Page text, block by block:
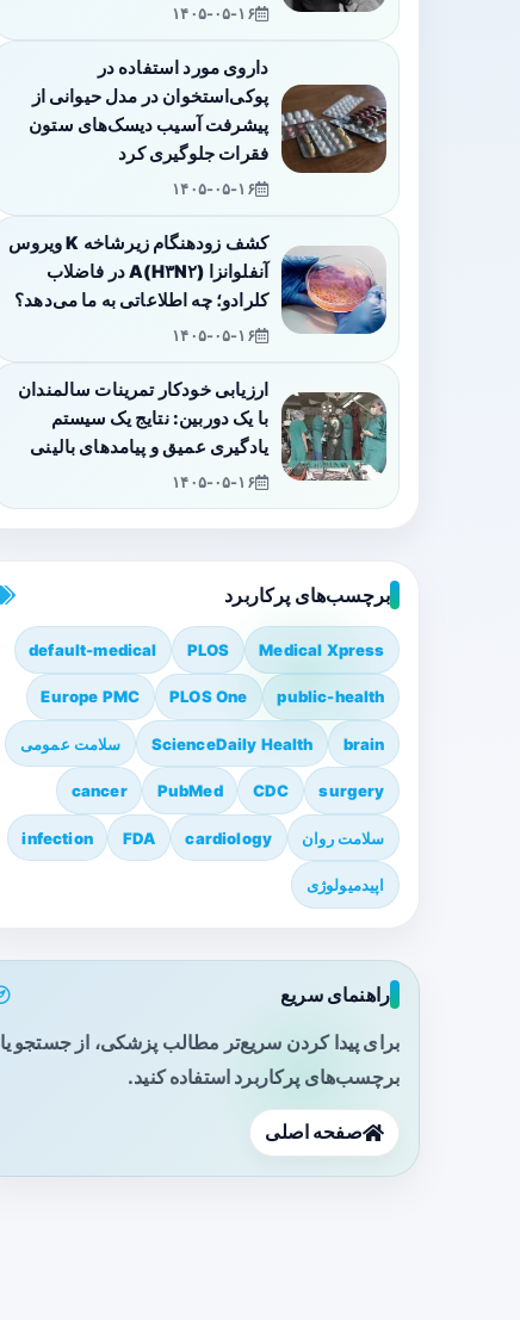
۱۴۰۵-۰۵-۱۶
داروی مورد استفاده در
پوکی‌استخوان در مدل حیوانی از
پیشرفت آسیب دیسک‌های ستون
فقرات جلوگیری کرد
۱۴۰۵-۰۵-۱۶
کشف زودهنگام زیرشاخه K ویروس
آنفلوانزا A(H۳N۲) در فاضلاب
کلرادو؛ چه اطلاعاتی به ما می‌دهد؟
۱۴۰۵-۰۵-۱۶
ارزیابی خودکار تمرینات سالمندان
با یک دوربین: نتایج یک سیستم
یادگیری عمیق و پیامدهای بالینی
۱۴۰۵-۰۵-۱۶
برچسب‌های پرکاربرد
Medical Xpress
PLOS
default-medical
public-health
PLOS One
Europe PMC
brain
ScienceDaily Health سلامت عمومی
surgery
CDC
PubMed
cancer
سلامت روان cardiology
FDA
infection
اپیدمیولوژی
راهنمای سریع
برای پیدا کردن سریع‌تر مطالب پزشکی، از جستجو یا
برچسب‌های پرکاربرد استفاده کنید.
صفحه اصلی